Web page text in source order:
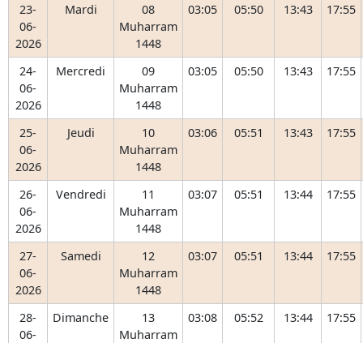
23-
06-
2026
Mardi
08
Muharram
1448
03:05 05:50 13:43 17:55
24-
06-
2026
Mercredi
09
Muharram
1448
03:05 05:50 13:43 17:55
25-
06-
2026
Jeudi
10
Muharram
1448
03:06 05:51 13:43 17:55
26-
06-
2026
Vendredi
11
Muharram
1448
03:07 05:51 13:44 17:55
27-
06-
2026
Samedi
12
Muharram
1448
03:07 05:51 13:44 17:55
28-
06-
Dimanche
13
Muharram
03:08 05:52 13:44 17:55